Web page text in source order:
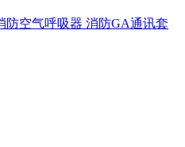
防空气呼吸器 消防GA通讯套